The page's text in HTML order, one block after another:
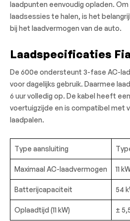
laadpunten eenvoudig opladen.
laadsessies te halen, is het
bij het laadvermogen van de auto.
Laadspecificaties
De 600e ondersteunt 3-fase AC-
voor dagelijks gebruik. Daarmee
6 uur volledig op. De kabel heeft een
voertuigzijde en is compatibel met
laadpalen.
Type aansluiting
Maximaal AC-laadvermogen 11
Batterijcapaciteit 54
Oplaadtijd (11 kW) ±